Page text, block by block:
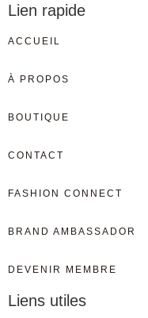
Lien rapide
ACCUEIL
À PROPOS
BOUTIQUE
CONTACT
FASHION CONNECT
BRAND AMBASSADOR
DEVENIR MEMBRE
Liens utiles